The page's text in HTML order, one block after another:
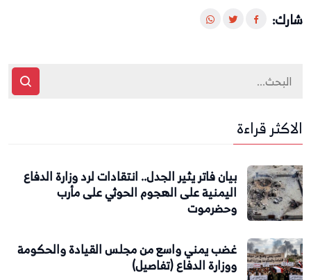
شارك:
الاكثر قراءة
بيان فاتر يثير الجدل.. انتقادات لرد وزارة الدفاع
اليمنية على الهجوم الحوثي على مأرب
وحضرموت
غضب يمني واسع من مجلس القيادة والحكومة
ووزارة الدفاع (تفاصيل)